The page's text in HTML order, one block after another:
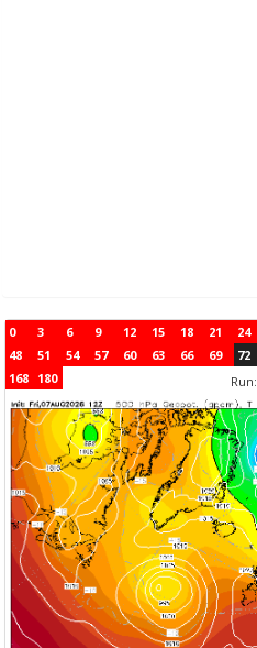
0 3 6 9 12 15 18 21 24
48
51 54 57 60 63 66 69 72
168 180 Run: